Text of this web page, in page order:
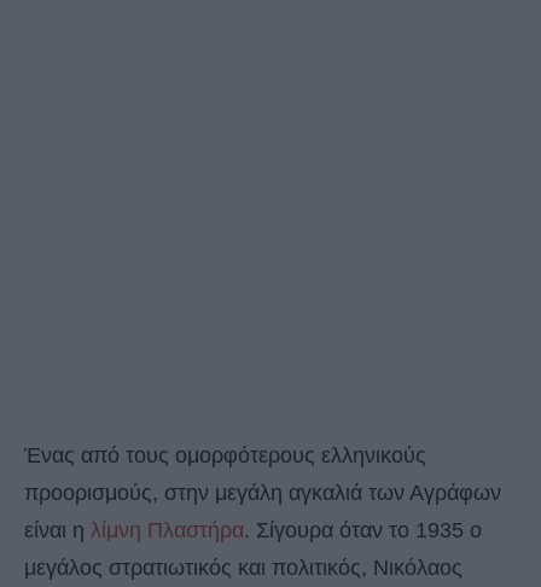
Ένας από τους ομορφότερους ελληνικούς
προορισμούς, στην μεγάλη αγκαλιά των Αγράφων
είναι η λίμνη Πλαστήρα. Σίγουρα όταν το 1935 ο
μεγάλος στρατιωτικός και πολιτικός, Νικόλαος